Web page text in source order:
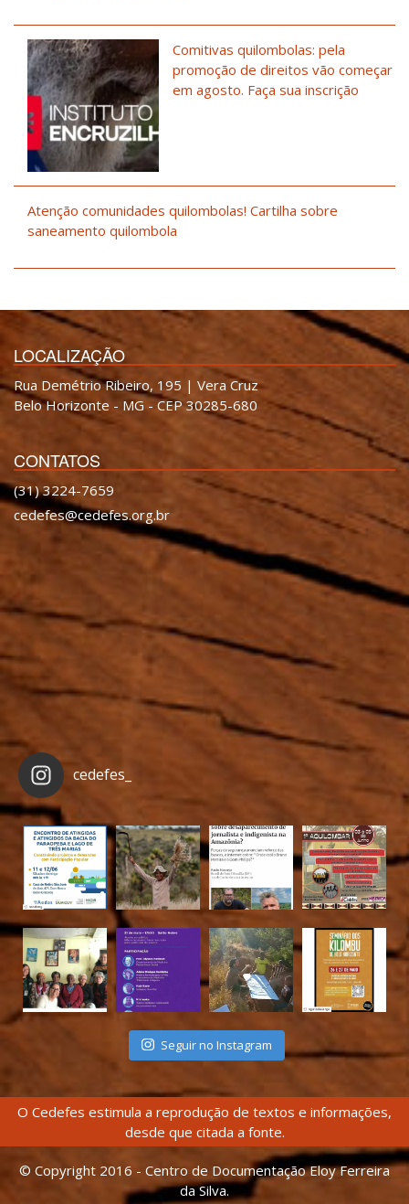
Comitivas quilombolas: pela
promoção de direitos vão começar
em agosto. Faça sua inscrição
Atenção comunidades quilombolas! Cartilha sobre
saneamento quilombola
LOCALIZAÇÃO
Rua Demétrio Ribeiro, 195 | Vera Cruz
Belo Horizonte - MG - CEP 30285-680
CONTATOS
(31) 3224-7659
cedefes@cedefes.org.br
cedefes_
Seguir no Instagram
O Cedefes estimula a reprodução de textos e informações,
desde que citada a fonte.
© Copyright 2016 - Centro de Documentação Eloy Ferreira
da Silva.